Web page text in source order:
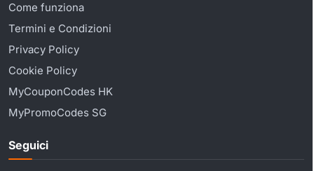
Come funziona
Termini e Condizioni
Privacy Policy
Cookie Policy
MyCouponCodes HK
MyPromoCodes SG
Seguici